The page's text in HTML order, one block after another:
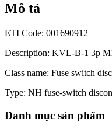
Mô tả
ETI Code: 001690912
Description: KVL-B-1 3p
Class name: Fuse switch
Type: NH fuse-switch
Danh mục sản phẩm